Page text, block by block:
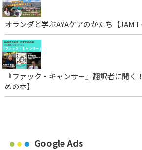
オランダと学ぶAYAケアのかたち【JAMT
『ファック・キャンサー』翻訳者に聞く
めの本】
Google Ads